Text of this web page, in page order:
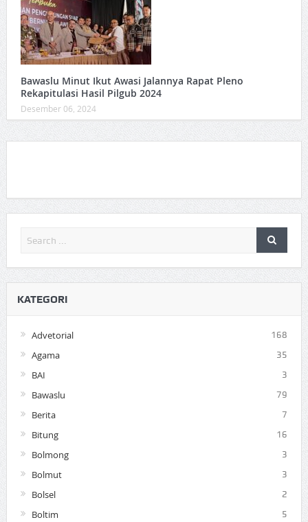
Bawaslu Minut Ikut Awasi Jalannya Rapat Pleno
Rekapitulasi Hasil Pilgub 2024
Desember 06, 2024
KATEGORI
Advetorial 168
Agama 35
BAI 3
Bawaslu 79
Berita 7
Bitung 16
Bolmong 3
Bolmut 3
Bolsel 2
Boltim 5